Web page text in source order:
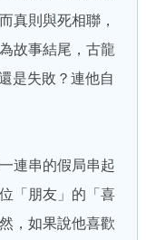
真則與死相聯，
故事結尾，古龍
是失敗？連他自
連串的假局串起
「朋友」的「喜
，如果說他喜歡